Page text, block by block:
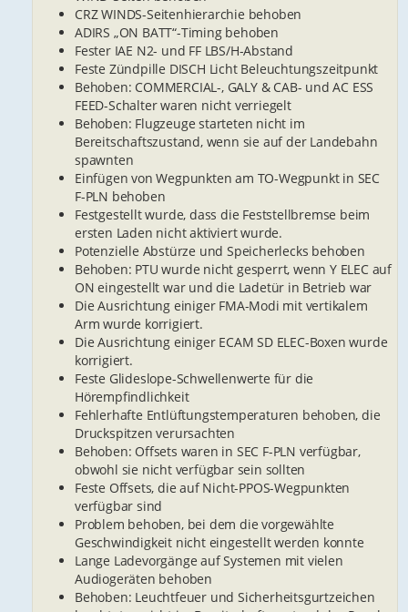
CRZ WINDS-Seitenhierarchie behoben
ADIRS „ON BATT“-Timing behoben
Fester IAE N2- und FF LBS/H-Abstand
Feste Zündpille DISCH Licht Beleuchtungszeitpunkt
Behoben: COMMERCIAL-, GALY & CAB- und AC ESS
FEED-Schalter waren nicht verriegelt
Behoben: Flugzeuge starteten nicht im
Bereitschaftszustand, wenn sie auf der Landebahn
spawnten
Einfügen von Wegpunkten am TO-Wegpunkt in SEC
F-PLN behoben
Festgestellt wurde, dass die Feststellbremse beim
ersten Laden nicht aktiviert wurde.
Potenzielle Abstürze und Speicherlecks behoben
Behoben: PTU wurde nicht gesperrt, wenn Y ELEC auf
ON eingestellt war und die Ladetür in Betrieb war
Die Ausrichtung einiger FMA-Modi mit vertikalem
Arm wurde korrigiert.
Die Ausrichtung einiger ECAM SD ELEC-Boxen wurde
korrigiert.
Feste Glideslope-Schwellenwerte für die
Hörempfindlichkeit
Fehlerhafte Entlüftungstemperaturen behoben, die
Druckspitzen verursachten
Behoben: Offsets waren in SEC F-PLN verfügbar,
obwohl sie nicht verfügbar sein sollten
Feste Offsets, die auf Nicht-PPOS-Wegpunkten
verfügbar sind
Problem behoben, bei dem die vorgewählte
Geschwindigkeit nicht eingestellt werden konnte
Lange Ladevorgänge auf Systemen mit vielen
Audiogeräten behoben
Behoben: Leuchtfeuer und Sicherheitsgurtzeichen